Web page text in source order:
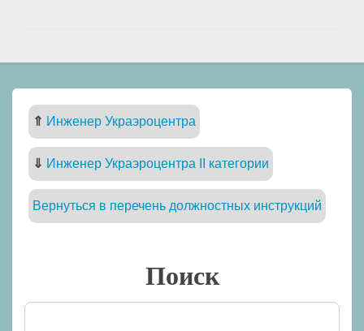
⇑ Инженер Украэроцентра
⇓ Инженер Украэроцентра II категории
Вернуться в перечень должностных инструкций
Поиск